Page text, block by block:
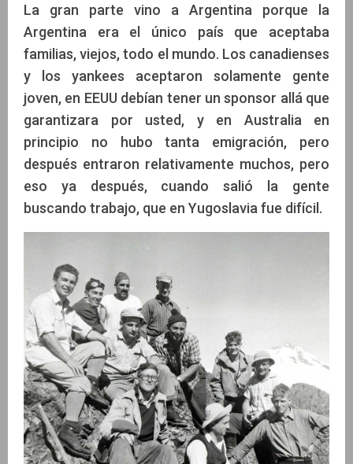
La gran parte vino a Argentina porque la
Argentina era el único país que aceptaba
familias, viejos, todo el mundo. Los canadienses
y los yankees aceptaron solamente gente
joven, en EEUU debían tener un sponsor allá que
garantizara por usted, y en Australia en
principio no hubo tanta emigración, pero
después entraron relativamente muchos, pero
eso ya después, cuando salió la gente
buscando trabajo, que en Yugoslavia fue difícil.